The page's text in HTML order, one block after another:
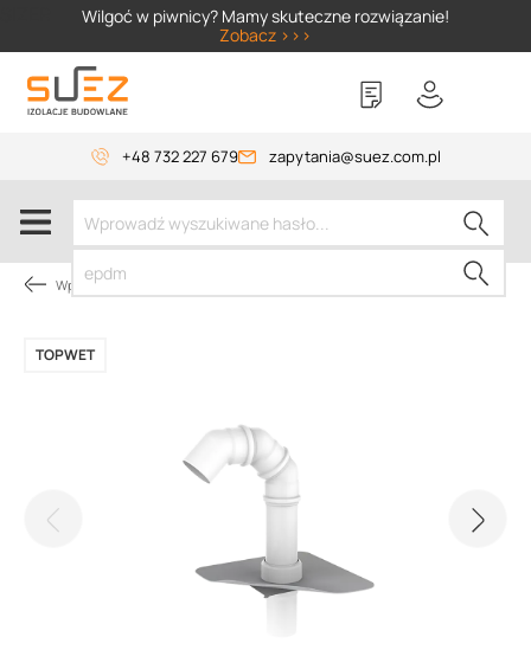
Wilgoć w piwnicy? Mamy skuteczne rozwiązanie!
Zobacz >>>
+48 732 227 679 zapytania@suez.com.pl
Wpusty i akcesoria
TOPWET